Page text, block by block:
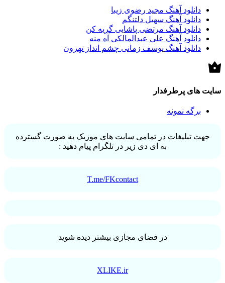
دانلود آهنگ مجید رضوی زیبا
دانلود آهنگ سهیل دلتنگم
دانلود آهنگ مرتضی پاشایی گریه کن
دانلود آهنگ علی عبدالمالکی آه منه
دانلود آهنگ یوسف زمانی چشم انداز تهرون
سایت های پرطرفدار
برگه نمونه
جهت تبلیغات در تمامی سایت های موزیک به صورت گسترده
به ای دی زیر در تلگرام پیام دهید :
T.me/FKcontact
در فضای مجازی بیشتر دیده شوید
XLIKE.ir